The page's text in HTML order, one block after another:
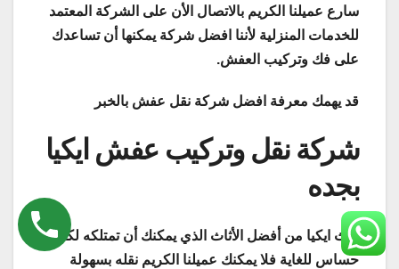
سارع عميلنا الكريم بالاتصال الأن على الشركة المعتمد
للخدمات المنزلية لأننا افضل شركة يمكنها أن تساعدك
على فك وتركيب العفش.
قد يهمك معرفة افضل شركة نقل عفش بالخبر
شركة نقل وتركيب عفش ايكيا
بجده
اثاث ايكيا من أفضل الأثاث الذي يمكنك أن تمتلكه لكنه
حساس للغاية فلا يمكنك عميلنا الكريم نقله بسهولة